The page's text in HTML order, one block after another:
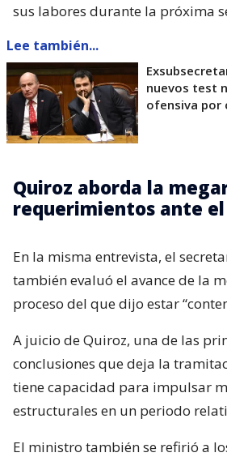
sus labores durante la próxima
Lee también...
nuevos test
ofensiva por
Quiroz aborda la
requerimientos ante el
En la misma entrevista, el
también evaluó el avance de la
proceso del que dijo estar
A juicio de Quiroz, una de las
conclusiones que deja la
tiene capacidad para impulsar
estructurales en un periodo
El ministro también se refirió a